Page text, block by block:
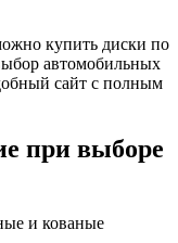
купить диски по
автомобильных
сайт с полным
при выборе
и кованые